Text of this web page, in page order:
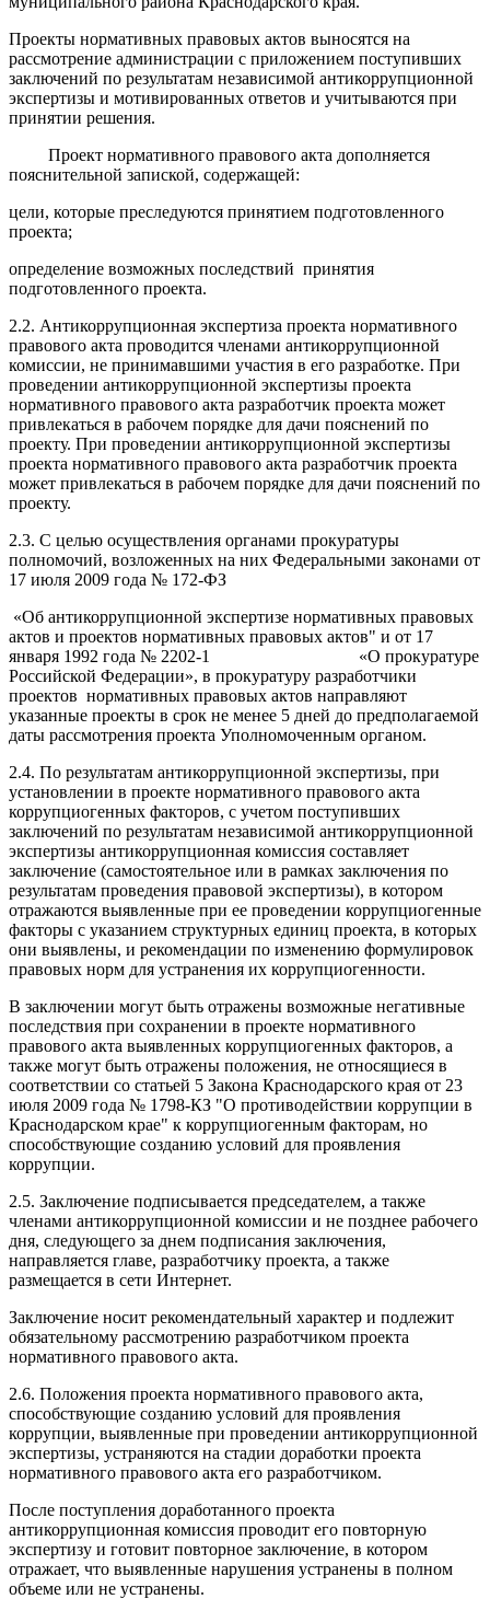
Проекты нормативных правовых актов выносятся на
рассмотрение администрации с приложением поступивших
заключений по результатам независимой антикоррупционной
экспертизы и мотивированных ответов и учитываются при
принятии решения.
Проект нормативного правового акта дополняется
пояснительной запиской, содержащей:
цели, которые преследуются принятием подготовленного
проекта;
определение возможных последствий принятия
подготовленного проекта.
2.2. Антикоррупционная экспертиза проекта нормативного
правового акта проводится членами антикоррупционной
комиссии, не принимавшими участия в его разработке. При
проведении антикоррупционной экспертизы проекта
нормативного правового акта разработчик проекта может
привлекаться в рабочем порядке для дачи пояснений по
проекту. При проведении антикоррупционной экспертизы
проекта нормативного правового акта разработчик проекта
может привлекаться в рабочем порядке для дачи пояснений по
проекту.
2.3. С целью осуществления органами прокуратуры
полномочий, возложенных на них Федеральными законами от
17 июля 2009 года № 172-ФЗ
«Об антикоррупционной экспертизе нормативных правовых
актов и проектов нормативных правовых актов" и от 17
января 1992 года № 2202-1 «О прокуратуре
Российской Федерации», в прокуратуру разработчики
проектов нормативных правовых актов направляют
указанные проекты в срок не менее 5 дней до предполагаемой
даты рассмотрения проекта Уполномоченным органом.
2.4. По результатам антикоррупционной экспертизы, при
установлении в проекте нормативного правового акта
коррупциогенных факторов, с учетом поступивших
заключений по результатам независимой антикоррупционной
экспертизы антикоррупционная комиссия составляет
заключение (самостоятельное или в рамках заключения по
результатам проведения правовой экспертизы), в котором
отражаются выявленные при ее проведении коррупциогенные
факторы с указанием структурных единиц проекта, в которых
они выявлены, и рекомендации по изменению формулировок
правовых норм для устранения их коррупциогенности.
В заключении могут быть отражены возможные негативные
последствия при сохранении в проекте нормативного
правового акта выявленных коррупциогенных факторов, а
также могут быть отражены положения, не относящиеся в
соответствии со статьей 5 Закона Краснодарского края от 23
июля 2009 года № 1798-КЗ "О противодействии коррупции в
Краснодарском крае" к коррупциогенным факторам, но
способствующие созданию условий для проявления
коррупции.
2.5. Заключение подписывается председателем, а также
членами антикоррупционной комиссии и не позднее рабочего
дня, следующего за днем подписания заключения,
направляется главе, разработчику проекта, а также
размещается в сети Интернет.
Заключение носит рекомендательный характер и подлежит
обязательному рассмотрению разработчиком проекта
нормативного правового акта.
2.6. Положения проекта нормативного правового акта,
способствующие созданию условий для проявления
коррупции, выявленные при проведении антикоррупционной
экспертизы, устраняются на стадии доработки проекта
нормативного правового акта его разработчиком.
После поступления доработанного проекта
антикоррупционная комиссия проводит его повторную
экспертизу и готовит повторное заключение, в котором
отражает, что выявленные нарушения устранены в полном
объеме или не устранены.